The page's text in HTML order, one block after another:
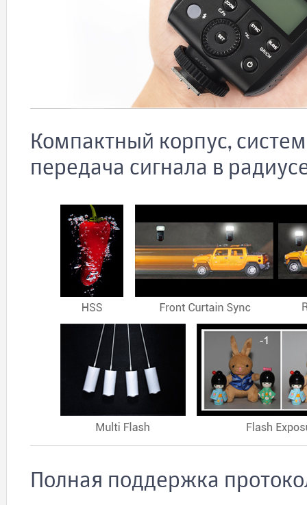
Компактный корпус,
передача сигнала в
Полная поддержка